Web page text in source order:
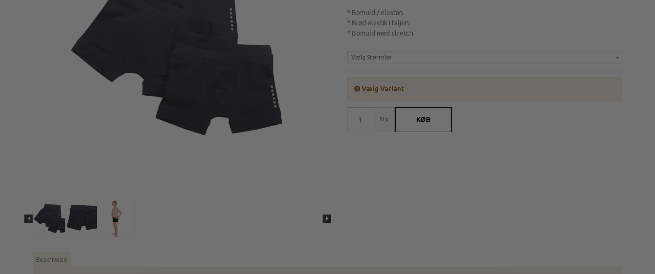
Strømpebukser & tilbehør
* Bomuld / elastan
* Blød elastik i taljen.
* Bomuld med stretch
Vælg Størrelse
Vælg Variant
Stk KØB
Beskrivelse